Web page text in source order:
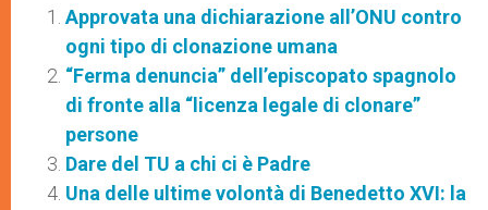
Approvata una dichiarazione all’ONU contro
ogni tipo di clonazione umana
“Ferma denuncia” dell’episcopato spagnolo
di fronte alla “licenza legale di clonare”
persone
Dare del TU a chi ci è Padre
Una delle ultime volontà di Benedetto XVI: la